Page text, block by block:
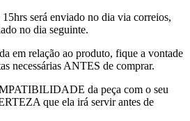
será enviado no dia via correios,
no dia seguinte.
em relação ao produto, fique a vontade
necessárias ANTES de comprar.
da peça com o seu
que ela irá servir antes de